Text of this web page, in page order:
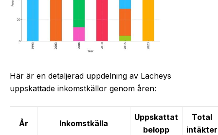
Här är en detaljerad uppdelning av Lacheys
uppskattade inkomstkällor genom åren:
År Inkomstkälla
Uppskattat
belopp
Total
intäkter